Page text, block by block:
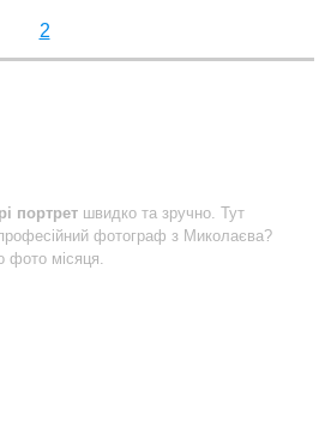
2
портрет швидко та зручно. Тут
фотограф з Миколаєва?
фото місяця.